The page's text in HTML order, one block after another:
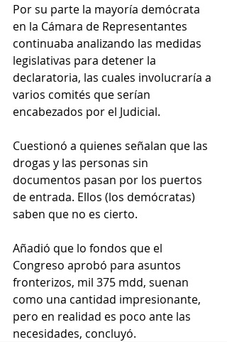
Por su parte la mayoría demócrata
en la Cámara de Representantes
continuaba analizando las medidas
legislativas para detener la
declaratoria, las cuales involucraría a
varios comités que serían
encabezados por el Judicial.
Cuestionó a quienes señalan que las
drogas y las personas sin
documentos pasan por los puertos
de entrada. Ellos (los demócratas)
saben que no es cierto.
Añadió que lo fondos que el
Congreso aprobó para asuntos
fronterizos, mil 375 mdd, suenan
como una cantidad impresionante,
pero en realidad es poco ante las
necesidades, concluyó.